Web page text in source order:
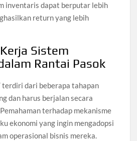
inventaris dapat berputar lebih
return yang lebih
Sistem
Rantai Pasok
dari beberapa tahapan
dan harus berjalan secara
terhadap mekanisme
ekonomi yang ingin mengadopsi
operasional bisnis mereka.